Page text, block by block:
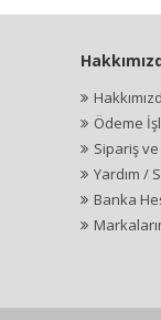
Ödeme
Sipariş
Yardım /
Banka